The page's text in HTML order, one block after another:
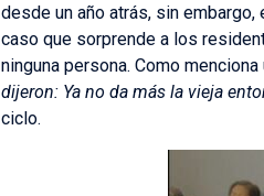
desde un año atrás, sin
caso que sorprende a los
ninguna persona. Como
dijeron: Ya no da más la vieja
ciclo.